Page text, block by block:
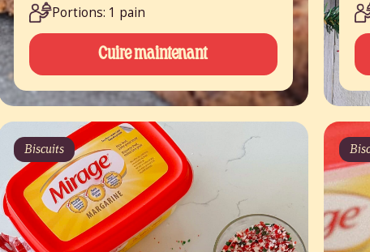
Portions: 1 pain
Cuire maintenant
Biscuits